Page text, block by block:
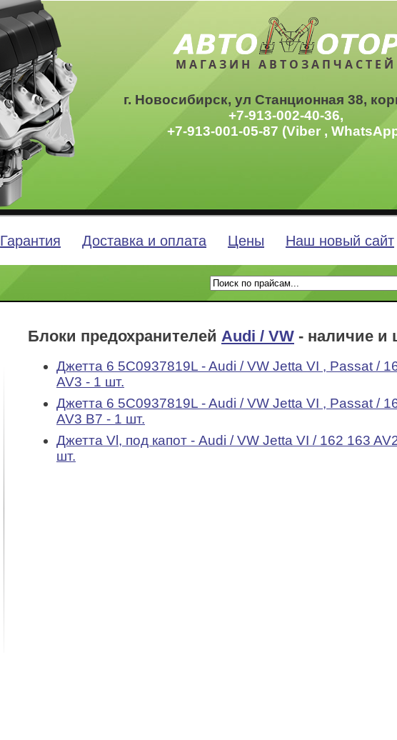
МАГАЗИН АВТОЗАПЧАСТЕЙ
г. Новосибирск, ул Станционная 38,
+7-913-002-40-36,
+7-913-001-05-87 (Viber ,
Гарантия Доставка и оплата Цены Наш новый сайт
Блоки предохранителей Audi / VW - наличие и
Джетта 6 5C0937819L - Audi / VW Jetta VI , Passat /
AV3 - 1 шт.
Джетта 6 5C0937819L - Audi / VW Jetta VI , Passat /
AV3 B7 - 1 шт.
Джетта Vl, под капот - Audi / VW Jetta VI / 162 163
шт.